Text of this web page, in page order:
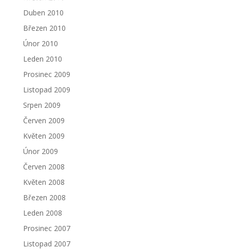
Duben 2010
Březen 2010
Únor 2010
Leden 2010
Prosinec 2009
Listopad 2009
Srpen 2009
Červen 2009
Květen 2009
Únor 2009
Červen 2008
Květen 2008
Březen 2008
Leden 2008
Prosinec 2007
Listopad 2007